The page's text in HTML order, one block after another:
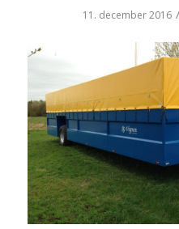
11. december 2016 /